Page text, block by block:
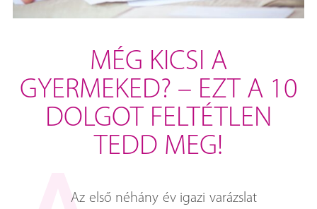
MÉG KICSI A
GYERMEKED? – EZT A 10
DOLGOT FELTÉTLEN
TEDD MEG!
Az első néhány év igazi varázslat